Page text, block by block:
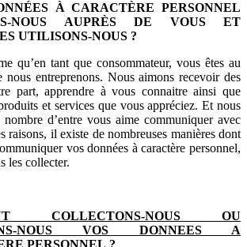
À CARACTÈRE PERSONNEL
NOUS AUPRÈS DE VOUS ET
UTILISONS-NOUS ?
qu’en tant que consommateur, vous êtes au
entreprenons. Nous aimons recevoir des
part, apprendre à vous connaitre ainsi que
et services que vous appréciez. Et nous
nombre d’entre vous aime communiquer avec
raisons, il existe de nombreuses manières dont
vos données à caractère personnel,
les collecter.
COLLECTONS-NOUS OU
NOUS VOS DONNEES A